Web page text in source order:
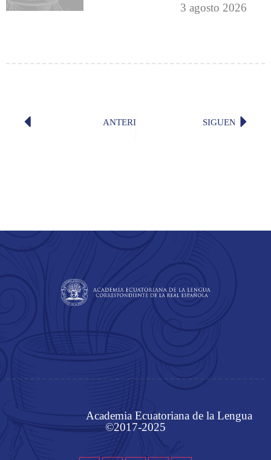
3 agosto 2026
ANTERIOR Video: «El espejo de tinta», con
SIGUENTE
Academia Ecuatoriana de la Lengua
©2017-2025